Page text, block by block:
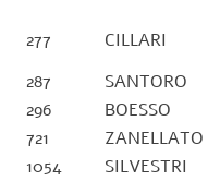
277 CILLARI
287
SANTORO
296
BOESSO
721
ZANELLATO
1054
SILVESTRI